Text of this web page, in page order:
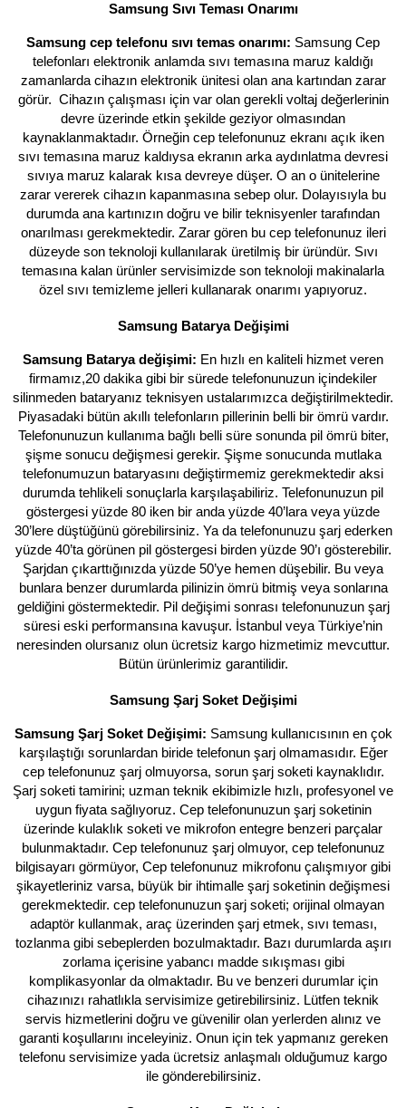
Samsung Sıvı Teması Onarımı
Samsung cep telefonu sıvı temas onarımı: Samsung Cep
telefonları elektronik anlamda sıvı temasına maruz kaldığı
zamanlarda cihazın elektronik ünitesi olan ana kartından zarar
görür. Cihazın çalışması için var olan gerekli voltaj değerlerinin
devre üzerinde etkin şekilde geziyor olmasından
kaynaklanmaktadır. Örneğin cep telefonunuz ekranı açık iken
sıvı temasına maruz kaldıysa ekranın arka aydınlatma devresi
sıvıya maruz kalarak kısa devreye düşer. O an o ünitelerine
zarar vererek cihazın kapanmasına sebep olur. Dolayısıyla bu
durumda ana kartınızın doğru ve bilir teknisyenler tarafından
onarılması gerekmektedir. Zarar gören bu cep telefonunuz ileri
düzeyde son teknoloji kullanılarak üretilmiş bir üründür. Sıvı
temasına kalan ürünler servisimizde son teknoloji makinalarla
özel sıvı temizleme jelleri kullanarak onarımı yapıyoruz.
Samsung Batarya Değişimi
Samsung Batarya değişimi: En hızlı en kaliteli hizmet veren
firmamız,20 dakika gibi bir sürede telefonunuzun içindekiler
silinmeden bataryanız teknisyen ustalarımızca değiştirilmektedir.
Piyasadaki bütün akıllı telefonların pillerinin belli bir ömrü vardır.
Telefonunuzun kullanıma bağlı belli süre sonunda pil ömrü biter,
şişme sonucu değişmesi gerekir. Şişme sonucunda mutlaka
telefonumuzun bataryasını değiştirmemiz gerekmektedir aksi
durumda tehlikeli sonuçlarla karşılaşabiliriz. Telefonunuzun pil
göstergesi yüzde 80 iken bir anda yüzde 40’lara veya yüzde
30’lere düştüğünü görebilirsiniz. Ya da telefonunuzu şarj ederken
yüzde 40’ta görünen pil göstergesi birden yüzde 90’ı gösterebilir.
Şarjdan çıkarttığınızda yüzde 50’ye hemen düşebilir. Bu veya
bunlara benzer durumlarda pilinizin ömrü bitmiş veya sonlarına
geldiğini göstermektedir. Pil değişimi sonrası telefonunuzun şarj
süresi eski performansına kavuşur. İstanbul veya Türkiye’nin
neresinden olursanız olun ücretsiz kargo hizmetimiz mevcuttur.
Bütün ürünlerimiz garantilidir.
Samsung Şarj Soket Değişimi
Samsung Şarj Soket Değişimi: Samsung kullanıcısının en çok
karşılaştığı sorunlardan biride telefonun şarj olmamasıdır. Eğer
cep telefonunuz şarj olmuyorsa, sorun şarj soketi kaynaklıdır.
Şarj soketi tamirini; uzman teknik ekibimizle hızlı, profesyonel ve
uygun fiyata sağlıyoruz. Cep telefonunuzun şarj soketinin
üzerinde kulaklık soketi ve mikrofon entegre benzeri parçalar
bulunmaktadır. Cep telefonunuz şarj olmuyor, cep telefonunuz
bilgisayarı görmüyor, Cep telefonunuz mikrofonu çalışmıyor gibi
şikayetleriniz varsa, büyük bir ihtimalle şarj soketinin değişmesi
gerekmektedir. cep telefonunuzun şarj soketi; orijinal olmayan
adaptör kullanmak, araç üzerinden şarj etmek, sıvı teması,
tozlanma gibi sebeplerden bozulmaktadır. Bazı durumlarda aşırı
zorlama içerisine yabancı madde sıkışması gibi
komplikasyonlar da olmaktadır. Bu ve benzeri durumlar için
cihazınızı rahatlıkla servisimize getirebilirsiniz. Lütfen teknik
servis hizmetlerini doğru ve güvenilir olan yerlerden alınız ve
garanti koşullarını inceleyiniz. Onun için tek yapmanız gereken
telefonu servisimize yada ücretsiz anlaşmalı olduğumuz kargo
ile gönderebilirsiniz.